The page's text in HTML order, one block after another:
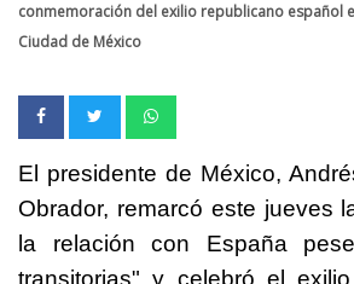
conmemoración del exilio republicano español
Ciudad de México
El presidente de México,
Obrador, remarcó este jueves
la relación con España
transitorias" y celebró el